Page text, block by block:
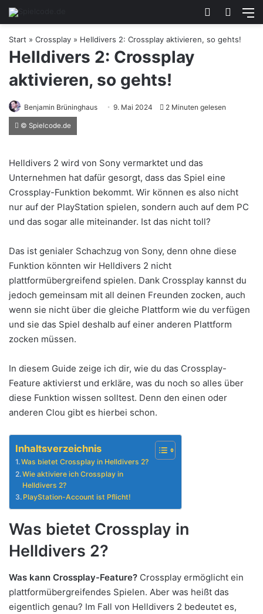
Skin
Start » Crossplay » Helldivers 2: Crossplay aktivieren, so gehts!
Helldivers 2: Crossplay
aktivieren, so gehts!
Benjamin Brüninghaus 9. Mai 2024 2 Minuten gelesen
© Spielcode.de
Helldivers 2 wird von Sony vermarktet und das
Unternehmen hat dafür gesorgt, dass das Spiel eine
Crossplay-Funktion bekommt. Wir können es also nicht
nur auf der PlayStation spielen, sondern auch auf dem PC
und das sogar alle miteinander. Ist das nicht toll?
Das ist genialer Schachzug von Sony, denn ohne diese
Funktion könnten wir Helldivers 2 nicht
plattformübergreifend spielen. Dank Crossplay kannst du
jedoch gemeinsam mit all deinen Freunden zocken, auch
wenn sie nicht über die gleiche Plattform wie du verfügen
und sie das Spiel deshalb auf einer anderen Plattform
zocken müssen.
In diesem Guide zeige ich dir, wie du das Crossplay-
Feature aktivierst und erkläre, was du noch so alles über
diese Funktion wissen solltest. Denn den einen oder
anderen Clou gibt es hierbei schon.
Inhaltsverzeichnis
Was bietet Crossplay in Helldivers 2?
Wie aktiviere ich Crossplay in
Helldivers 2?
PlayStation-Account ist Pflicht!
Was bietet Crossplay in
Helldivers 2?
Was kann Crossplay-Feature? Crossplay ermöglicht ein
plattformübergreifendes Spielen. Aber was heißt das
eigentlich genau? Im Fall von Helldivers 2 bedeutet es,